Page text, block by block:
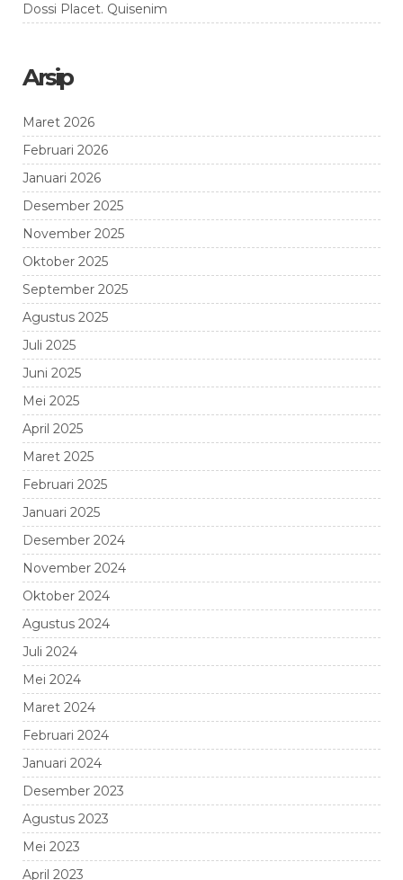
Dossi Placet. Quisenim
Arsip
Maret 2026
Februari 2026
Januari 2026
Desember 2025
November 2025
Oktober 2025
September 2025
Agustus 2025
Juli 2025
Juni 2025
Mei 2025
April 2025
Maret 2025
Februari 2025
Januari 2025
Desember 2024
November 2024
Oktober 2024
Agustus 2024
Juli 2024
Mei 2024
Maret 2024
Februari 2024
Januari 2024
Desember 2023
Agustus 2023
Mei 2023
April 2023